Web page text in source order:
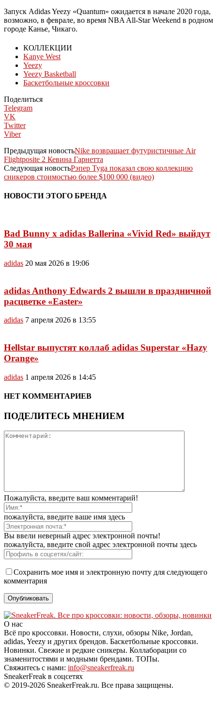
Запуск Adidas Yeezy «Quantum» ожидается в начале 2020 года,
возможно, в феврале, во время NBA All-Star Weekend в родном
городе Канье, Чикаго.
КОЛЛЕКЦИИ
Kanye West
Yeezy
Yeezy Basketball
Баскетбольные кроссовки
Поделиться
Telegram
VK
Twitter
Viber
Предыдущая новостьNike возвращает футуристичные Air
Flightposite 2 Кевина Гарнетта
Следующая новостьРэпер Tyga показал свою коллекцию
сникеров стоимостью более $100 000 (видео)
НОВОСТИ ЭТОГО БРЕНДА
Bad Bunny x adidas Ballerina «Vivid Red» выйдут
30 мая
adidas 20 мая 2026 в 19:06
adidas Anthony Edwards 2 вышли в праздничной
расцветке «Easter»
adidas 7 апреля 2026 в 13:55
Hellstar выпустят коллаб adidas Superstar «Hazy
Orange»
adidas 1 апреля 2026 в 14:45
НЕТ КОММЕНТАРИЕВ
ПОДЕЛИТЕСЬ МНЕНИЕМ
Пожалуйста, введите ваш комментарий!
пожалуйста, введите ваше имя здесь
Вы ввели неверный адрес электронной почты!
пожалуйста, введите свой адрес электронной почты здесь
Сохранить мое имя и электронную почту для следующего
комментария
О нас
Всё про кроссовки. Новости, слухи, обзоры Nike, Jordan,
adidas, Yeezy и других брендов. Баскетбольные кроссовки.
Новинки. Свежие и редкие сникеры. Коллаборации со
знаменитостями и модными брендами. ТОПы.
Свяжитесь с нами: info@sneakerfreak.ru
SneakerFreak в соцсетях
© 2019-2026 SneakerFreak.ru. Все права защищены.